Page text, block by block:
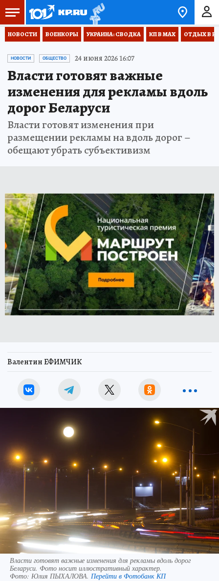
НОВОСТИ ВОЕНКОРЫ УКРАИНА: СВОДКА КП В МАХ ОТДЫХ В
НОВОСТИ ОБЩЕСТВО 24 июня 2026 16:07
Власти готовят важные
изменения для рекламы вдоль
дорог Беларуси
Власти готовят изменения при
размещении рекламы на вдоль дорог –
обещают убрать субъективизм
Валентин ЕФИМЧИК
Власти готовят важные изменения для рекламы вдоль дорог
Беларуси. Фото носит иллюстративный характер.
Фото: Юлия ПЫХАЛОВА. Перейти в Фотобанк КП